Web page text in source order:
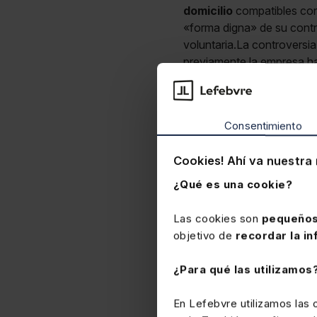
Consentimiento
Cookies! Ahí va nuestra
¿Qué es una cookie?
Las cookies son
objetivo de recordar la
¿Para qué las
En Lefebvre utilizamos las
domicilio compatibles
«forma digna» de su
voluntaria.La
previamente la empresa
a mantener la relación
seguridad y salud, de un
continuidad laboral en
cercanas al domicilio,
una ruptura imputable a la
la imposibilidad de
destinos